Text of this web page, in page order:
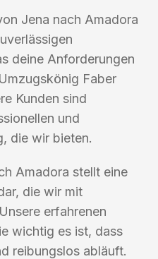
Jena nach Amadora
deine Anforderungen
Faber
Kunden sind
und
die wir bieten.
Amadora stellt eine
die wir mit
erfahrenen
wichtig es ist, dass
reibungslos abläuft.